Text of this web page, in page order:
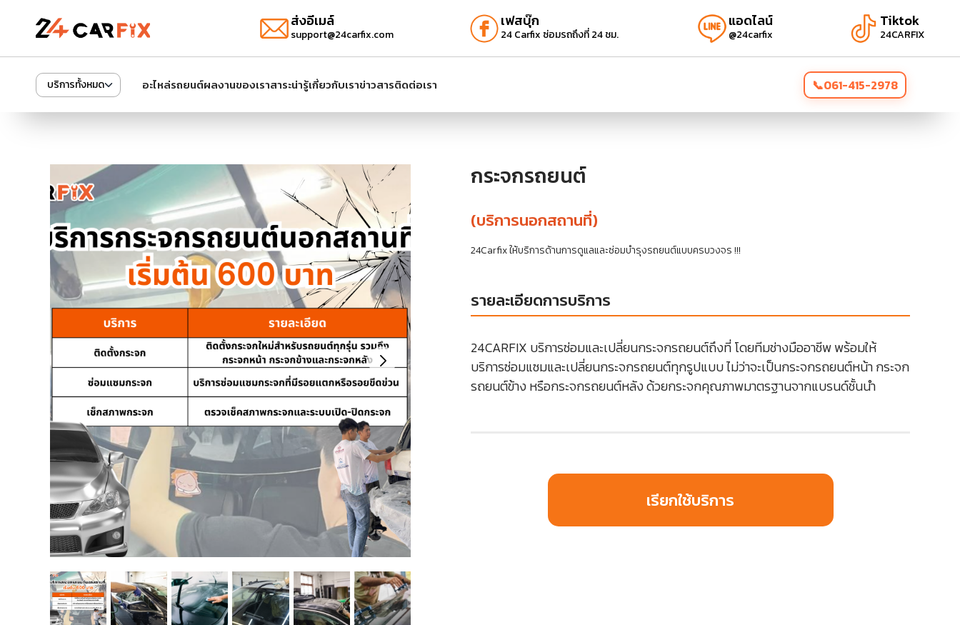
ส่งอีเมล์
support@24carfix.com
เฟสบุ๊ก
24 Carfix ซ่อมรถถึงที่ 24 ชม.
แอดไลน์
@24carfix
Tiktok
24CARFIX
บริการทั้งหมด อะไหล่รถยนต์ผลงานของเราสาระน่ารู้เกี่ยวกับเราข่าวสารติดต่อเรา 061-415-2978
กระจกรถยนต์
(บริการนอกสถานที่)
24Carfix ให้บริการด้านการดูแลและซ่อมบำรุงรถยนต์แบบครบวงจร !!!
รายละเอียดการบริการ
24CARFIX บริการซ่อมและเปลี่ยนกระจกรถยนต์ถึงที่ โดยทีมช่างมืออาชีพ พร้อมให้
บริการซ่อมแซมและเปลี่ยนกระจกรถยนต์ทุกรูปแบบ ไม่ว่าจะเป็นกระจกรถยนต์หน้า กระจก
รถยนต์ข้าง หรือกระจกรถยนต์หลัง ด้วยกระจกคุณภาพมาตรฐานจากแบรนด์ชั้นนำ
เรียกใช้บริการ